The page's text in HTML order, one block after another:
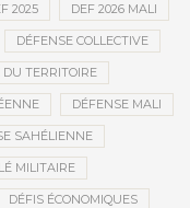
2025 DEF 2026 MALI
DÉFENSE COLLECTIVE
DU TERRITOIRE
DÉFENSE MALI
SAHÉLIENNE
MILITAIRE
DÉFIS ÉCONOMIQUES